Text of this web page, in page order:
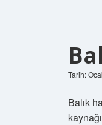
Tarih:
Balık